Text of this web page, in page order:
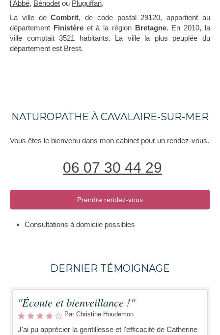
l'Abbé, Bénodet ou Pluguffan.
La ville deCombrit, de code postal 29120, appartient au
département Finistèreet à la région Bretagne. En 2010, la
ville comptait 3521 habitants. La ville la plus peuplée du
département est Brest.
NATUROPATHE À CAVALAIRE-SUR-MER
Vous êtes le bienvenu dans mon cabinet pour un rendez-vous.
06 07 30 44 29
Prendre rendez-vous
Consultations à domicile possibles
DERNIER TÉMOIGNAGE
"Écoute et bienveillance !"
Par Christine Houdemon
J'ai pu apprécier la gentillesse et l'efficacité de Catherine